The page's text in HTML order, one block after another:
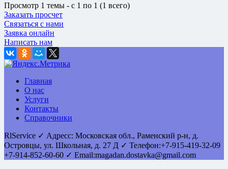
Просмотр 1 темы - с 1 по 1 (1 всего)
Заказать просчет
Связаться с нами
Заявка онлайн
Написать нам
Главная
О нас
Услуги
Контакты
Справочники
RlService ✓ Адресс: Московская обл., Раменский р-н, д.
Островцы, ул. Школьная, д. 27 Д ✓ Телефон:+7-915-419-32-09
+7-914-852-60-60 ✓ Email:magadan.dostavka@gmail.com